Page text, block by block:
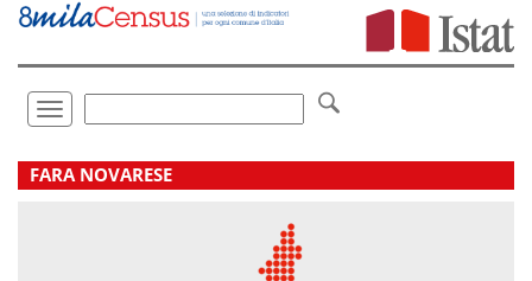
Vai
direttamente
Toggle
navigation
.
FARA NOVARESE